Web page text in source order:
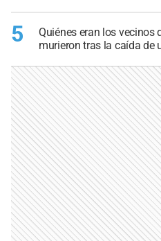
5
Quiénes eran los vecinos
murieron tras la caída de